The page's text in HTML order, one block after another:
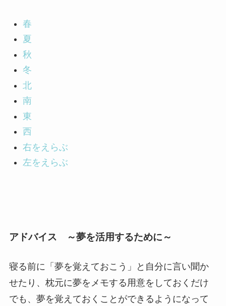
春
夏
秋
冬
北
南
東
西
右をえらぶ
左をえらぶ
アドバイス ～夢を活用するために～
寝る前に「夢を覚えておこう」と自分に言い聞か
せたり、枕元に夢をメモする用意をしておくだけ
でも、夢を覚えておくことができるようになって